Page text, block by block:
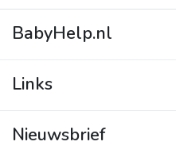
BabyHelp.nl
Vraag & Antwoord
Links
Contact
Nieuwsbrief